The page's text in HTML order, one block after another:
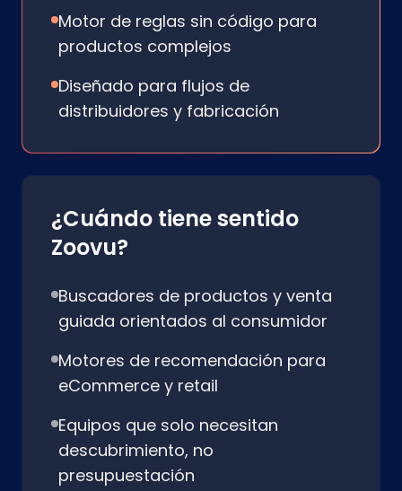
Motor de reglas sin código para
productos complejos
Diseñado para flujos de
distribuidores y fabricación
¿Cuándo tiene sentido
Zoovu?
Buscadores de productos y venta
guiada orientados al consumidor
Motores de recomendación para
eCommerce y retail
Equipos que solo necesitan
descubrimiento, no
presupuestación